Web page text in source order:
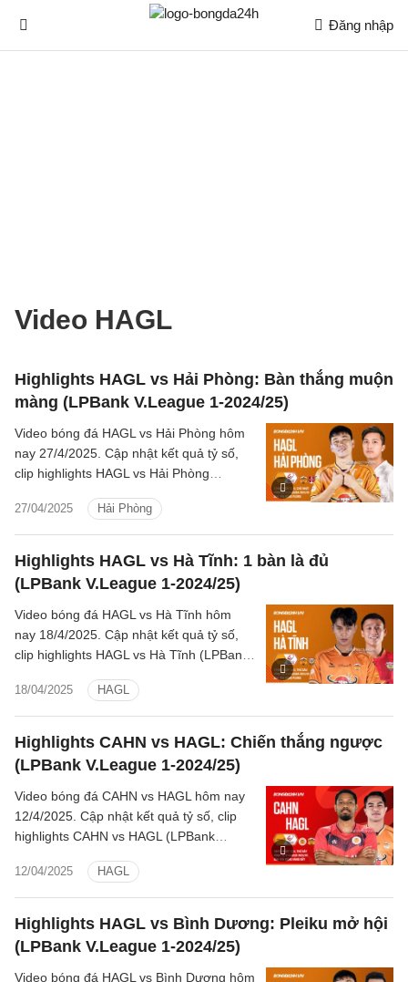
Đăng nhập
Video HAGL
Highlights HAGL vs Hải Phòng: Bàn thắng muộn
màng (LPBank V.League 1-2024/25)
27/04/2025 Hải Phòng
Video bóng đá HAGL vs Hải Phòng hôm
nay 27/4/2025. Cập nhật kết quả tỷ số,
clip highlights HAGL vs Hải Phòng
Highlights HAGL vs Hà Tĩnh: 1 bàn là đủ
(LPBank V.League 1-2024/25)
18/04/2025 HAGL
Video bóng đá HAGL vs Hà Tĩnh hôm
nay 18/4/2025. Cập nhật kết quả tỷ số,
clip highlights HAGL vs Hà Tĩnh (LPBank
Highlights CAHN vs HAGL: Chiến thắng ngược
(LPBank V.League 1-2024/25)
12/04/2025 HAGL
Video bóng đá CAHN vs HAGL hôm nay
12/4/2025. Cập nhật kết quả tỷ số, clip
highlights CAHN vs HAGL (LPBank
Highlights HAGL vs Bình Dương: Pleiku mở hội
(LPBank V.League 1-2024/25)
Video bóng đá HAGL vs Bình Dương hôm